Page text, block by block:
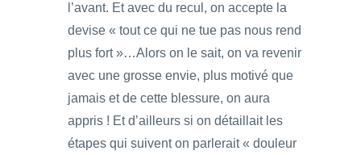
l’avant. Et avec du recul, on accepte la
devise « tout ce qui ne tue pas nous rend
plus fort »…Alors on le sait, on va revenir
avec une grosse envie, plus motivé que
jamais et de cette blessure, on aura
appris ! Et d’ailleurs si on détaillait les
étapes qui suivent on parlerait « douleur